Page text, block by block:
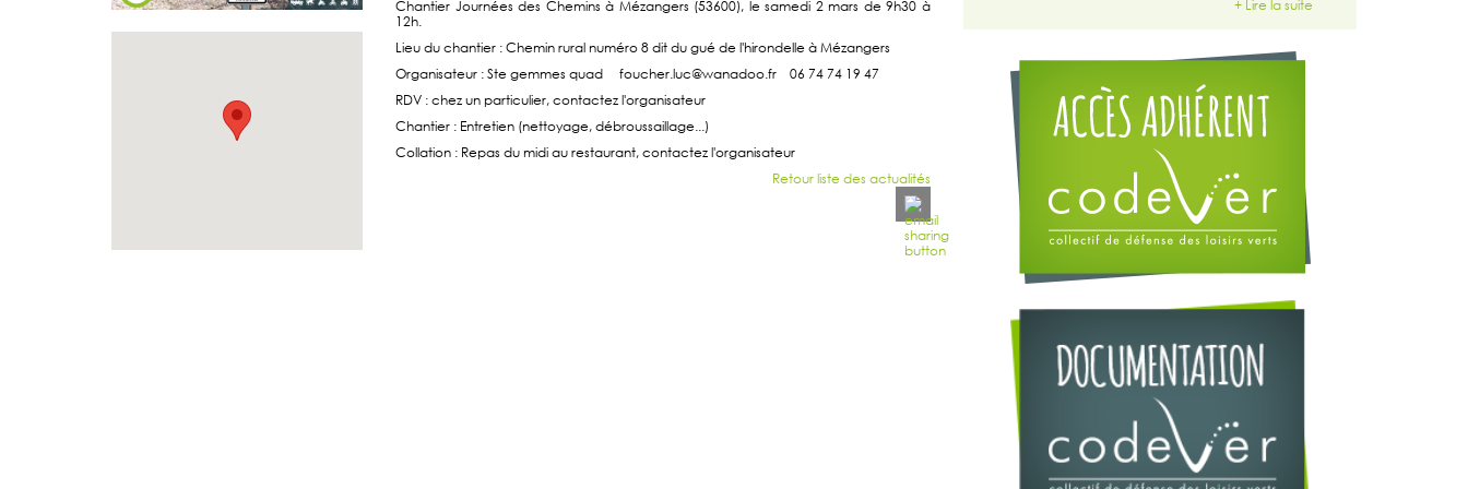
Chantier Journées des Chemins à Mézangers (53600), le samedi 2 mars de 9h30 à
12h.
Lieu du chantier : Chemin rural numéro 8 dit du gué de l'hirondelle à Mézangers
Organisateur : Ste gemmes quad foucher.luc@wanadoo.fr 06 74 74 19 47
RDV : chez un particulier, contactez l'organisateur
Chantier : Entretien (nettoyage, débroussaillage...)
Collation : Repas du midi au restaurant, contactez l'organisateur
Retour liste des actualités
+ Lire la suite